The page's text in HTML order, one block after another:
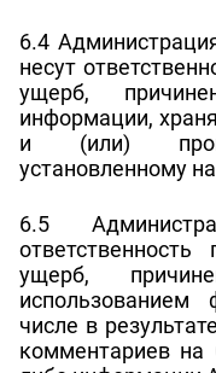
6.4
несут
ущерб,
информации,
и (или)
установленному
6.5
ущерб,
числе в
комментариев на